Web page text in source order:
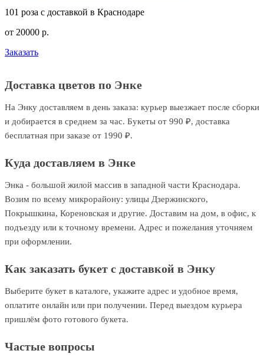
101 роза с доставкой в Краснодаре
от 20000 р.
Заказать
Доставка цветов по Энке
На Энку доставляем в день заказа: курьер выезжает после сборки
и добирается в среднем за час. Букеты от 990 ₽, доставка
бесплатная при заказе от 1990 ₽.
Куда доставляем в Энке
Энка - большой жилой массив в западной части Краснодара.
Возим по всему микрорайону: улицы Дзержинского,
Покрышкина, Кореновская и другие. Доставим на дом, в офис, к
подъезду или к точному времени. Адрес и пожелания уточняем
при оформлении.
Как заказать букет с доставкой в Энку
Выберите букет в каталоге, укажите адрес и удобное время,
оплатите онлайн или при получении. Перед выездом курьера
пришлём фото готового букета.
Частые вопросы